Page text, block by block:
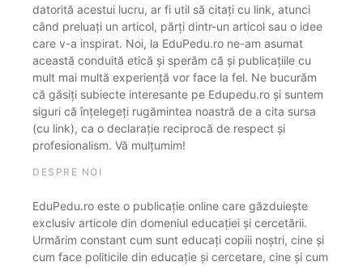
datorită acestui lucru, ar fi util să citați cu link, atunci
când preluați un articol, părți dintr-un articol sau o idee
care v-a inspirat. Noi, la EduPedu.ro ne-am asumat
această conduită etică și sperăm că și publicațiile cu
mult mai multă experiență vor face la fel. Ne bucurăm
că găsiți subiecte interesante pe Edupedu.ro și suntem
siguri că înțelegeți rugămintea noastră de a cita sursa
(cu link), ca o declarație reciprocă de respect și
profesionalism. Vă mulțumim!
DESPRE NOI
EduPedu.ro este o publicație online care găzduiește
exclusiv articole din domeniul educației și cercetării.
Urmărim constant cum sunt educați copiii noștri, cine și
cum face politicile din educație și cercetare, cine și cum